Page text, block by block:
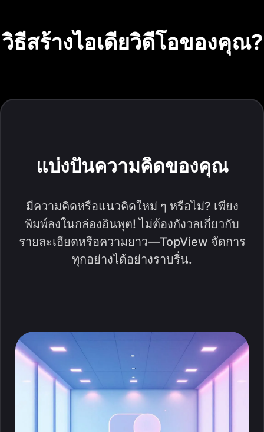
วิธีสร้างไอเดียวิดีโอของคุณ?
แบ่งปันความคิดของคุณ
มีความคิดหรือแนวคิดใหม่ ๆ หรือไม่? เพียง
พิมพ์ลงในกล่องอินพุต! ไม่ต้องกังวลเกี่ยวกับ
รายละเอียดหรือความยาว—TopView จัดการ
ทุกอย่างได้อย่างราบรื่น.